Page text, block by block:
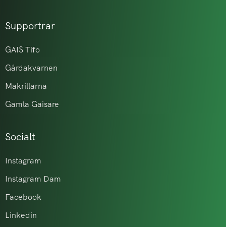
Supportrar
GAIS Tifo
Gårdakvarnen
Makrillarna
Gamla Gaisare
Socialt
Instagram
Instagram Dam
Facebook
Linkedin